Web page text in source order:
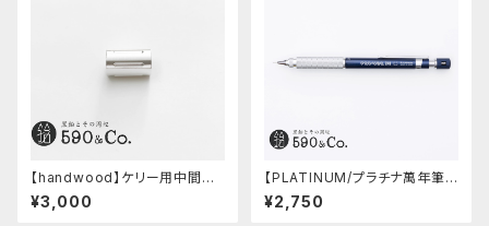
【handwood】ケリー用中間パ
ーツ/カスタムグリップ (縦溝/超
超ジュラルミン)
¥3,000
【PLATINUM/プラチナ萬年筆】
PRO-USE 241 シャープペンシ
ル (ブルー/0.5mm)
¥2,750